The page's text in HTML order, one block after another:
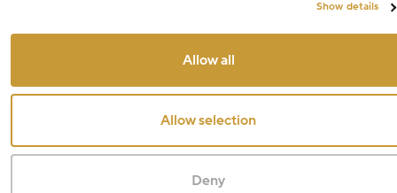
Show details
Allow all
Allow selection
Deny